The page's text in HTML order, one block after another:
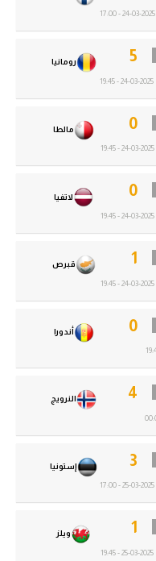
ويلز 1
25-03-2025 - 19:45
إستونيا 3
25-03-2025 - 17:00
النرويج 4
أندورا 0
قبرص 1
24-03-2025 - 19:45
لاتفيا 0
24-03-2025 - 19:45
مالطا 0
24-03-2025 - 19:45
رومانيا 5
24-03-2025 - 19:45
24-03-2025 - 17:00